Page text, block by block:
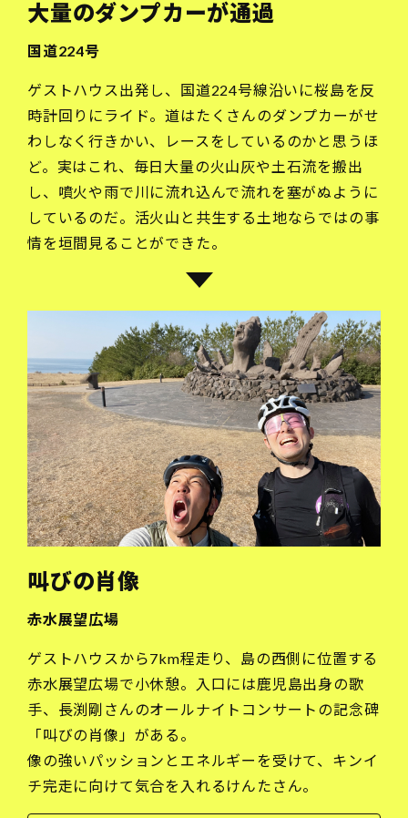
大量のダンプカーが通過
国道224号
ゲストハウス出発し、国道224号線沿いに桜島を反
時計回りにライド。道はたくさんのダンプカーがせ
わしなく行きかい、レースをしているのかと思うほ
ど。実はこれ、毎日大量の火山灰や土石流を搬出
し、噴火や雨で川に流れ込んで流れを塞がぬように
しているのだ。活火山と共生する土地ならではの事
情を垣間見ることができた。
叫びの肖像
赤水展望広場
ゲストハウスから7km程走り、島の西側に位置する
赤水展望広場で小休憩。入口には鹿児島出身の歌
手、長渕剛さんのオールナイトコンサートの記念碑
「叫びの肖像」がある。
像の強いパッションとエネルギーを受けて、キンイ
チ完走に向けて気合を入れるけんたさん。